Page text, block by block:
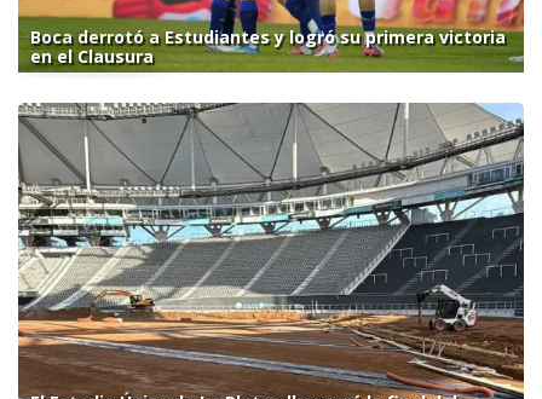
Boca derrotó a Estudiantes y logró su primera victoria
en el Clausura